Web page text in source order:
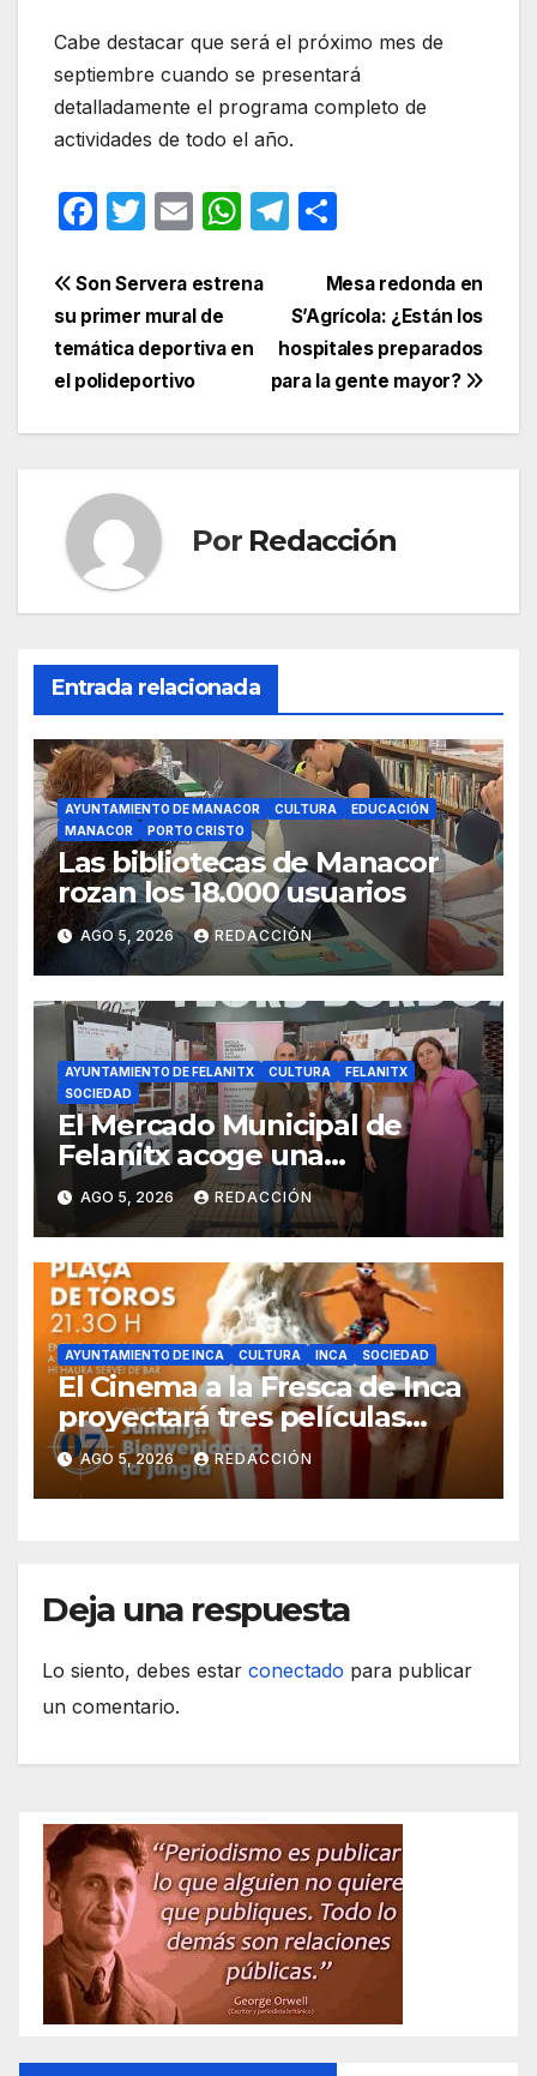
Cabe destacar que será el próximo mes de
septiembre cuando se presentará
detalladamente el programa completo de
actividades de todo el año.
F
c
e
b
o
o
T
itt
er
E
ail
W
at
A
p
T
gr
a
m
m
p
ar
tir
Navegación
de
entradas
Mesa redonda en
S’Agrícola: ¿Están los
hospitales preparados
para la gente mayor?
Son Servera estrena
su primer mural de
temática deportiva en
el polideportivo
Por Redacción
Entrada relacionada
AYUNTAMIENTO DE MANACOR CULTURA
EDUCACIÓN
MANACOR
PORTO CRISTO
Las bibliotecas de Manacor
rozan los 18.000 usuarios
AGO 5, 2026 REDACCIÓN
AYUNTAMIENTO DE FELANITX CULTURA
FELANITX
SOCIEDAD
El Mercado Municipal de
Felanitx acoge una
exposición con propuestas de
diseño de la EASDIB
AGO 5, 2026 REDACCIÓN
AYUNTAMIENTO DE INCA CULTURA INCA SOCIEDAD
El Cinema a la Fresca de Inca
proyectará tres películas
solidarias en la plaza de toros
AGO 5, 2026 REDACCIÓN
Deja una respuesta
Lo siento, debes estar conectado para publicar
un comentario.